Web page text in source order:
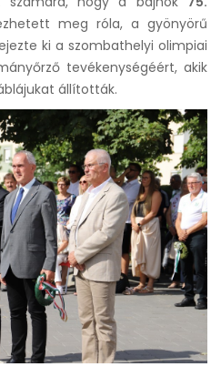
meg róla, a gyönyörű
ki a szombathelyi olimpiai
tevékenységéért, akik
állították.